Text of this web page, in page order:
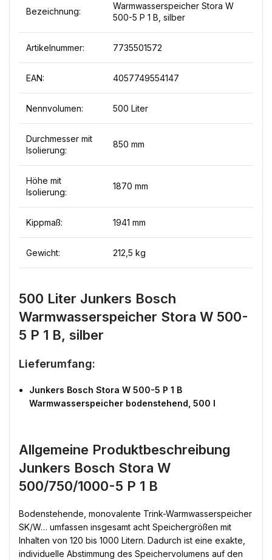
Bezeichnung:
Warmwasserspeicher Stora W
500-5 P 1 B, silber
Artikelnummer: 7735501572
EAN: 4057749554147
Nennvolumen: 500 Liter
Durchmesser mit
Isolierung:
850 mm
Höhe mit
Isolierung:
1870 mm
Kippmaß: 1941 mm
Gewicht: 212,5 kg
500 Liter Junkers Bosch
Warmwasserspeicher Stora W 500-
5 P 1 B, silber
Lieferumfang:
Junkers Bosch Stora W 500-5 P 1 B
Warmwasserspeicher bodenstehend, 500 l
Allgemeine Produktbeschreibung
Junkers Bosch Stora W
500/750/1000-5 P 1 B
Bodenstehende, monovalente Trink-Warmwasserspeicher
SK/W… umfassen insgesamt acht Speichergrößen mit
Inhalten von 120 bis 1000 Litern. Dadurch ist eine exakte,
individuelle Abstimmung des Speichervolumens auf den